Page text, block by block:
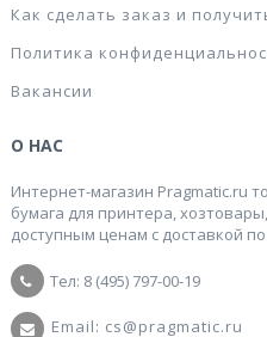
Как сделать заказ и
Политика
Вакансии
О НАС
Интернет-магазин Pragmatic.ru
бумага для принтера,
доступным ценам с доставкой
Тел: 8 (495) 797-00-19
Email: cs@pragmatic.ru